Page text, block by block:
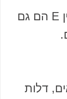
מספר מזונות העשירים בוויטמין E הם גם
דלות